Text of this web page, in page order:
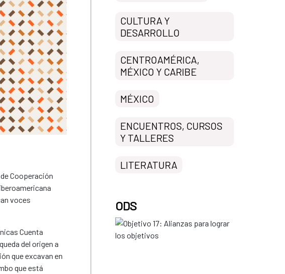
Cooperación
voces
Cuenta
del origen a
que excavan en
que está
CULTURA Y
DESARROLLO
CENTROAMÉRICA,
MÉXICO Y CARIBE
MÉXICO
ENCUENTROS, CURSOS
Y TALLERES
LITERATURA
ODS